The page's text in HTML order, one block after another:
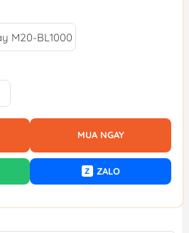
M20-BL1000
MUA NGAY
Z ZALO